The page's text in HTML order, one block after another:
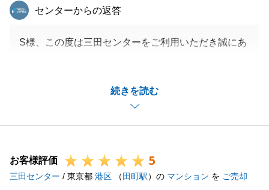
続きを読む
東急リバブル
センターからの返答
S様、この度は三田センターをご利用いただき誠にあ
ご売却でしたが、S様のお力添えもあり無事にお引渡
しまで終えることができました。
多大なるご協力をいただきありがとうございました。
とお申し付けくださいませ。
今後ともよろしくお願いいたします。
お客様評価 5
三田センター / 東京都 港区 （ 田町駅）の マンション を ご売却